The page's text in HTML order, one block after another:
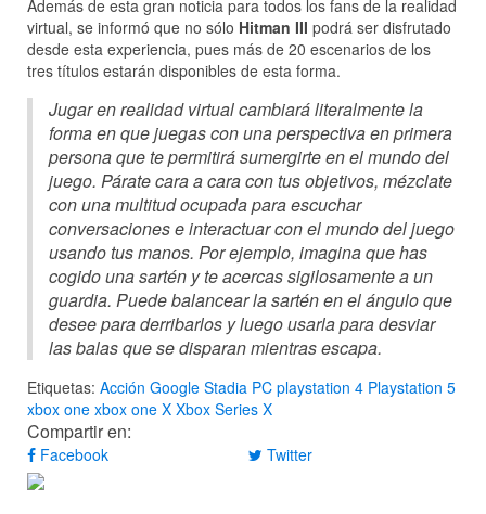
Además de esta gran noticia para todos los fans de la realidad
virtual, se informó que no sólo Hitman III podrá ser disfrutado
desde esta experiencia, pues más de 20 escenarios de los
tres títulos estarán disponibles de esta forma.
Jugar en realidad virtual cambiará literalmente la
forma en que juegas con una perspectiva en primera
persona que te permitirá sumergirte en el mundo del
juego. Párate cara a cara con tus objetivos, mézclate
con una multitud ocupada para escuchar
conversaciones e interactuar con el mundo del juego
usando tus manos. Por ejemplo, imagina que has
cogido una sartén y te acercas sigilosamente a un
guardia. Puede balancear la sartén en el ángulo que
desee para derribarlos y luego usarla para desviar
las balas que se disparan mientras escapa.
Etiquetas: Acción Google Stadia PC playstation 4 Playstation 5
xbox one xbox one X Xbox Series X
Compartir en:
Facebook Twitter